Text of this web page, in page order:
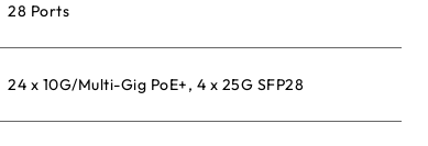
28 Ports
24 x 10G/Multi-Gig PoE+, 4 x 25G SFP28